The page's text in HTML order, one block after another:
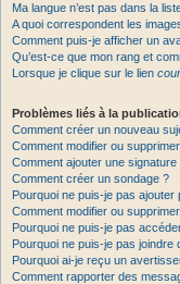
Ma langue n’est pas dans la
A quoi correspondent les
Comment puis-je afficher un
Qu’est-ce que mon rang et
Lorsque je clique sur le lien
Problèmes liés à la
Comment créer un nouveau
Comment modifier ou
Comment ajouter une
Comment créer un sondage ?
Pourquoi ne puis-je pas ajouter
Comment modifier ou
Pourquoi ne puis-je pas
Pourquoi ne puis-je pas
Pourquoi ai-je reçu un
Comment rapporter des